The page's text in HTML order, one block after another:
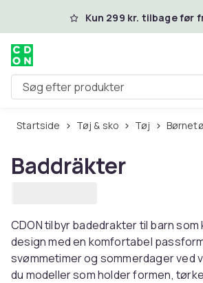
Spring til hovedindhold
Kun 299 kr. tilbage før
Søg efter produkter
Startside Tøj & sko Tøj
Baddräkter
CDON tilbyr badedrakter til barn
design med en komfortabel
svømmetimer og sommerdager ved
du modeller som holder formen,